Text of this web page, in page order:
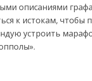
описаниями
к истокам, чтобы
устроить